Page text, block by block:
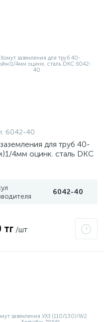
6042-40
для труб 40-
4мм оцинк. сталь DKC
6042-40
тг /шт